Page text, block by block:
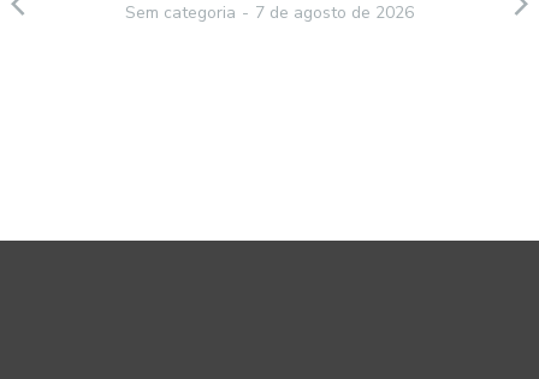
Sem categoria 7 de agosto de 2026